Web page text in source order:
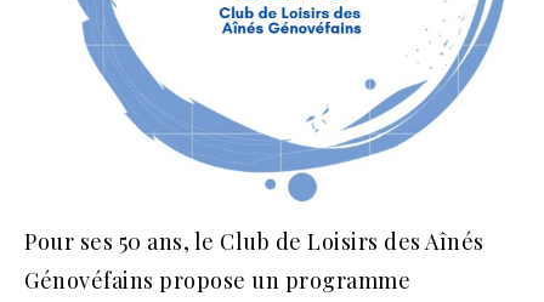
Pour ses 50 ans, le Club de Loisirs des Aînés
Génovéfains propose un programme